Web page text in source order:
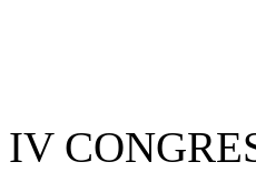
IV